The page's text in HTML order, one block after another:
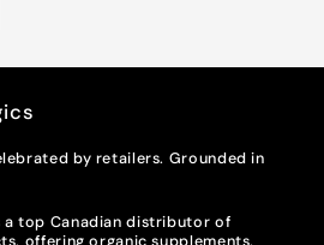
by retailers. Grounded in
a top Canadian distributor of